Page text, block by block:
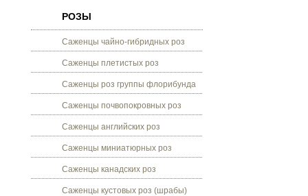
РОЗЫ
Саженцы чайно-гибридных роз
Саженцы плетистых роз
Саженцы роз группы флорибунда
Саженцы почвопокровных роз
Саженцы английских роз
Саженцы миниатюрных роз
Саженцы канадских роз
Саженцы кустовых роз (шрабы)